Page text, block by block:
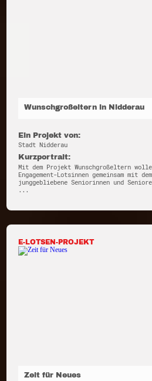
Wunschgroßeltern in Nidderau
Ein Projekt von:
Stadt Nidderau
Kurzportrait:
Mit dem Projekt Wunschgroßeltern
Engagement-Lotsinnen gemeinsam mit
junggebliebene Seniorinnen und
...
E-LOTSEN-PROJEKT
Zeit für Neues